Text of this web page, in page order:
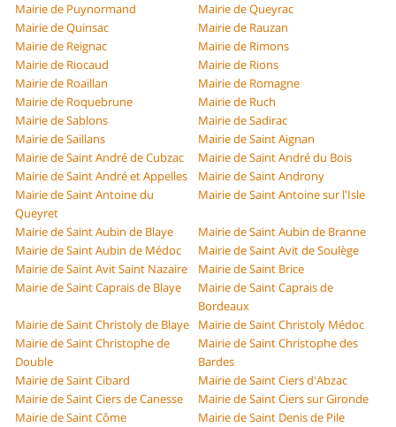
Mairie de Puynormand
Mairie de Queyrac
Mairie de Quinsac
Mairie de Rauzan
Mairie de Reignac
Mairie de Rimons
Mairie de Riocaud
Mairie de Rions
Mairie de Roaillan
Mairie de Romagne
Mairie de Roquebrune
Mairie de Ruch
Mairie de Sablons
Mairie de Sadirac
Mairie de Saillans
Mairie de Saint Aignan
Mairie de Saint André de Cubzac
Mairie de Saint André du Bois
Mairie de Saint André et Appelles
Mairie de Saint Androny
Mairie de Saint Antoine du
Queyret
Mairie de Saint Antoine sur l'Isle
Mairie de Saint Aubin de Blaye
Mairie de Saint Aubin de Branne
Mairie de Saint Aubin de Médoc
Mairie de Saint Avit de Soulège
Mairie de Saint Avit Saint Nazaire
Mairie de Saint Brice
Mairie de Saint Caprais de Blaye
Mairie de Saint Caprais de
Bordeaux
Mairie de Saint Christoly de Blaye
Mairie de Saint Christoly Médoc
Mairie de Saint Christophe de
Double
Mairie de Saint Christophe des
Bardes
Mairie de Saint Cibard
Mairie de Saint Ciers d'Abzac
Mairie de Saint Ciers de Canesse
Mairie de Saint Ciers sur Gironde
Mairie de Saint Côme
Mairie de Saint Denis de Pile